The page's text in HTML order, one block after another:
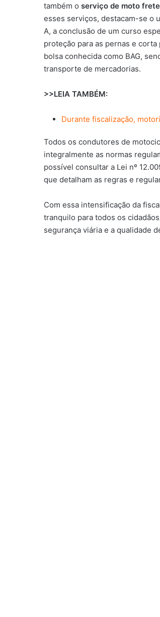
também o serviço de moto
esses serviços, destacam-se o
A, a conclusão de um curso
proteção para as pernas e
bolsa conhecida como BAG,
transporte de mercadorias.
>>LEIA TAMBÉM:
Durante fiscalização,
Todos os condutores de
integralmente as normas
possível consultar a Lei nº
que detalham as regras e
Com essa intensificação da
tranquilo para todos os
segurança viária e a qualidade